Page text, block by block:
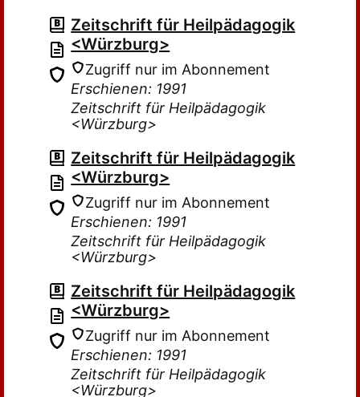
Zeitschrift für Heilpädagogik
<Würzburg>
Zugriff nur im Abonnement
Erschienen: 1991
Zeitschrift für Heilpädagogik
<Würzburg>
Zeitschrift für Heilpädagogik
<Würzburg>
Zugriff nur im Abonnement
Erschienen: 1991
Zeitschrift für Heilpädagogik
<Würzburg>
Zeitschrift für Heilpädagogik
<Würzburg>
Zugriff nur im Abonnement
Erschienen: 1991
Zeitschrift für Heilpädagogik
<Würzburg>